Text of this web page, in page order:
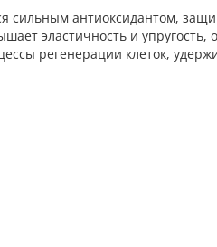
сильным антиоксидантом,
эластичность и упругость,
регенерации клеток,